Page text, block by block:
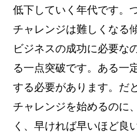
低下していく年代です。
チャレンジは難しくなる
ビジネスの成功に必要な
る一点突破です。ある一
する必要があります。だ
チャレンジを始めるのに
く、早ければ早いほど良